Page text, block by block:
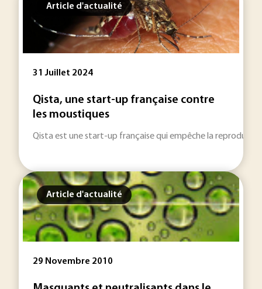
Article d'actualité
31 Juillet 2024
Qista, une start-up française contre
les moustiques
Qista est une start-up française qui empêche la
Article d'actualité
29 Novembre 2010